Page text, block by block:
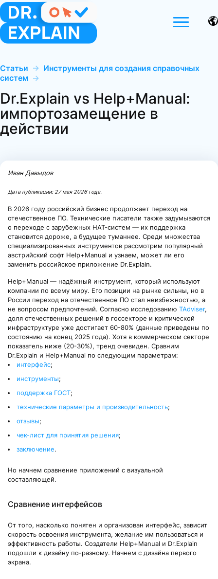
Статьи → Инструменты для создания справочных
систем →
Dr.Explain vs Help+Manual:
импортозамещение в
действии
Иван Давыдов
Дата публикации: 27 мая 2026 года.
В 2026 году российский бизнес продолжает переход на
отечественное ПО. Технические писатели также задумываются
о переходе с зарубежных HAT-систем — их поддержка
становится дороже, а будущее туманнее. Среди множества
специализированных инструментов рассмотрим популярный
австрийский софт Help+Manual и узнаем, может ли его
заменить российское приложение Dr.Explain.
Help+Manual — надёжный инструмент, который используют
компании по всему миру. Его позиции на рынке сильны, но в
России переход на отечественное ПО стал неизбежностью, а
не вопросом предпочтений. Согласно исследованию TAdviser,
доля отечественных решений в госсекторе и критической
инфраструктуре уже достигает 60-80% (данные приведены по
состоянию на конец 2025 года). Хотя в коммерческом секторе
показатель ниже (20-30%), тренд очевиден. Сравним
Dr.Explain и Help+Manual по следующим параметрам:
интерфейс;
инструменты;
поддержка ГОСТ;
технические параметры и производительность;
отзывы;
чек-лист для принятия решения;
заключение.
Но начнем сравнение приложений с визуальной
составляющей.
Сравнение интерфейсов
От того, насколько понятен и организован интерфейс, зависит
скорость освоения инструмента, желание им пользоваться и
эффективность работы. Создатели Help+Manual и Dr.Explain
подошли к дизайну по-разному. Начнем с дизайна первого
экрана.